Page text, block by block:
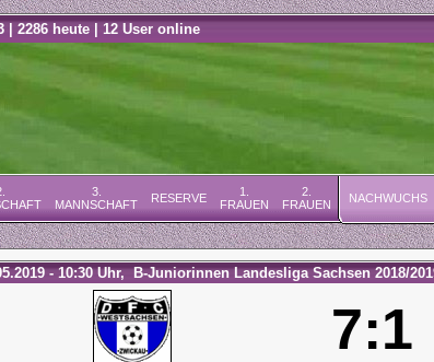
| 2286 heute | 12 User online
3.
MANNSCHAFT
RESERVE
1.
FRAUEN
2.
FRAUEN
NACHWUCHS
- 10:30 Uhr, B-Juniorinnen Landesliga Sachsen 2018/
7:1